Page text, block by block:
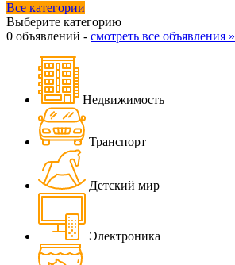
Все категории
Выберите категорию
0 объявлений - смотреть все объявления »
Недвижимость
Транспорт
Детский мир
Электроника